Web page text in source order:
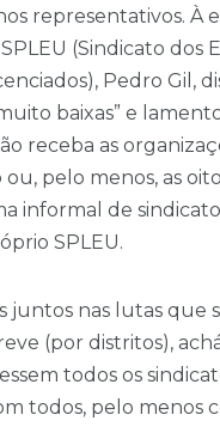
representativos. À
(Sindicato dos
Pedro Gil,
baixas” e
receba as
pelo menos, as
informal de
SPLEU.
juntos nas lutas que
(por distritos),
todos os
todos, pelo menos